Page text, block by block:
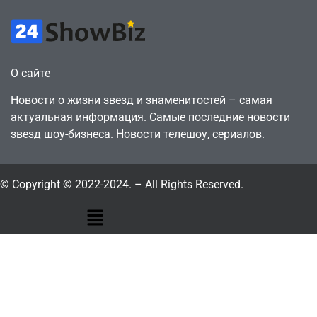
О сайте
Новости о жизни звезд и знаменитостей – самая
актуальная информация. Самые последние новости
звезд шоу-бизнеса. Новости телешоу, сериалов.
© Copyright © 2022-2024. – All Rights Reserved.